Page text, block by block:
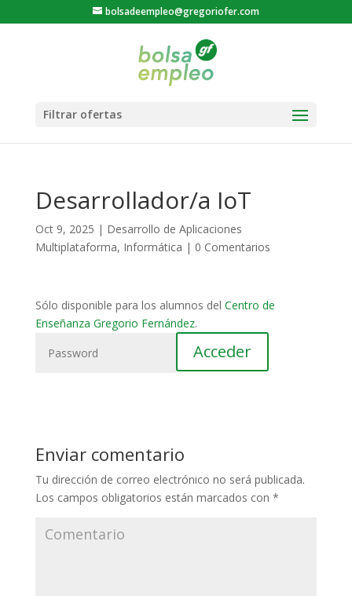
bolsadeempleo@gregoriofer.com
Desarrollador/a IoT
Oct 9, 2025 | Desarrollo de Aplicaciones
Multiplataforma, Informática | 0 Comentarios
Sólo disponible para los alumnos del Centro de
Enseñanza Gregorio Fernández.
Enviar comentario
Tu dirección de correo electrónico no será publicada.
Los campos obligatorios están marcados con *